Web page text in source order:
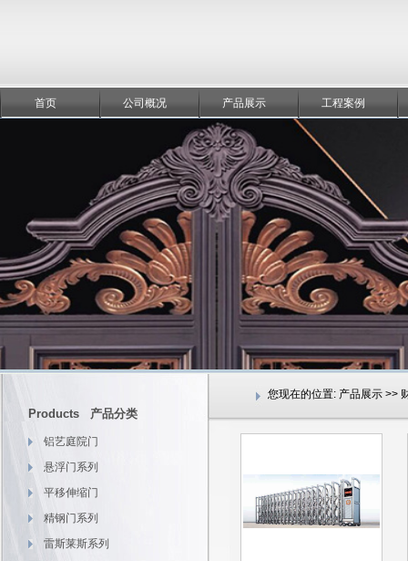
首页 公司概况 产品展示 工程案例
Products 产品分类
铝艺庭院门
悬浮门系列
平移伸缩门
精钢门系列
雷斯莱斯系列
您现在的位置: 产品展示 >>